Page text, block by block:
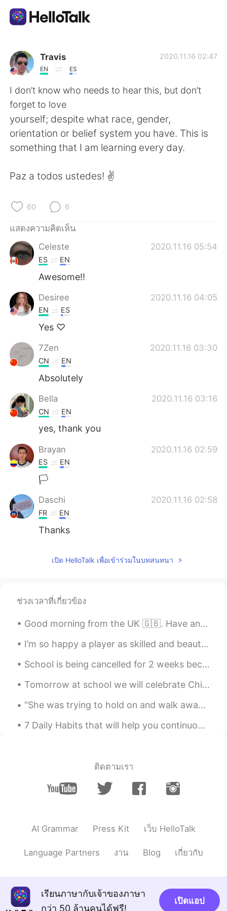
แอปแลกเปลี่ยนทางภาษา
AI Grammar Checker
ไทย
English 简体中文
繁體中文 Español
العربية
Deutsch
한국어
Indonesia
Türkçe
Português
Travis
EN ES
2020.11.16 02:47
I don’t know who needs to hear this, but don’t
forget to love
yourself; despite what race, gender,
orientation or belief system you have. This is
something that I am learning every day.
Paz a todos ustedes! ✌️
60 6
แสดงความคิดเห็น
Celeste
2020.11.16 05:54
ES EN
Awesome!!
Desiree 2020.11.16 04:05
EN ES
Yes ♡
7Zen 2020.11.16 03:30
CN EN
Absolutely
Bella 2020.11.16 03:16
CN EN
yes, thank you
Brayan 2020.11.16 02:59
ES EN
🏳️
Daschi 2020.11.16 02:58
FR EN
Thanks
เปิด HelloTalk เพื่อเข้าร่วมในบทสนทนา
ช่วงเวลาที่เกี่ยวข้อง
Good morning from the UK 🇬🇧. Have an amazing day everyone ! Happy Wednesday 🥳 We made it halfway ...
I’m so happy a player as skilled and beautiful as this man can play for a London team 💙🤍 손흥민~ Wh...
School is being cancelled for 2 weeks because of the coronavirus I hope you guys are doing well r...
Tomorrow at school we will celebrate China’s 新年快乐。 I am very Excited ! My teacher is mak...
“She was trying to hold on and walk away at the same time, that’s the mind at war with the heart”...
7 Daily Habits that will help you continuously Improve Your Spoken English! To improve your spok...
ติดตามเรา
AI Grammar Press Kit เว็บ HelloTalk
Language Partners งาน Blog เกี่ยวกับ
เรียนภาษากับเจ้าของภาษา
กว่า 50 ล้านคนได้ฟรี!
เปิดแอป